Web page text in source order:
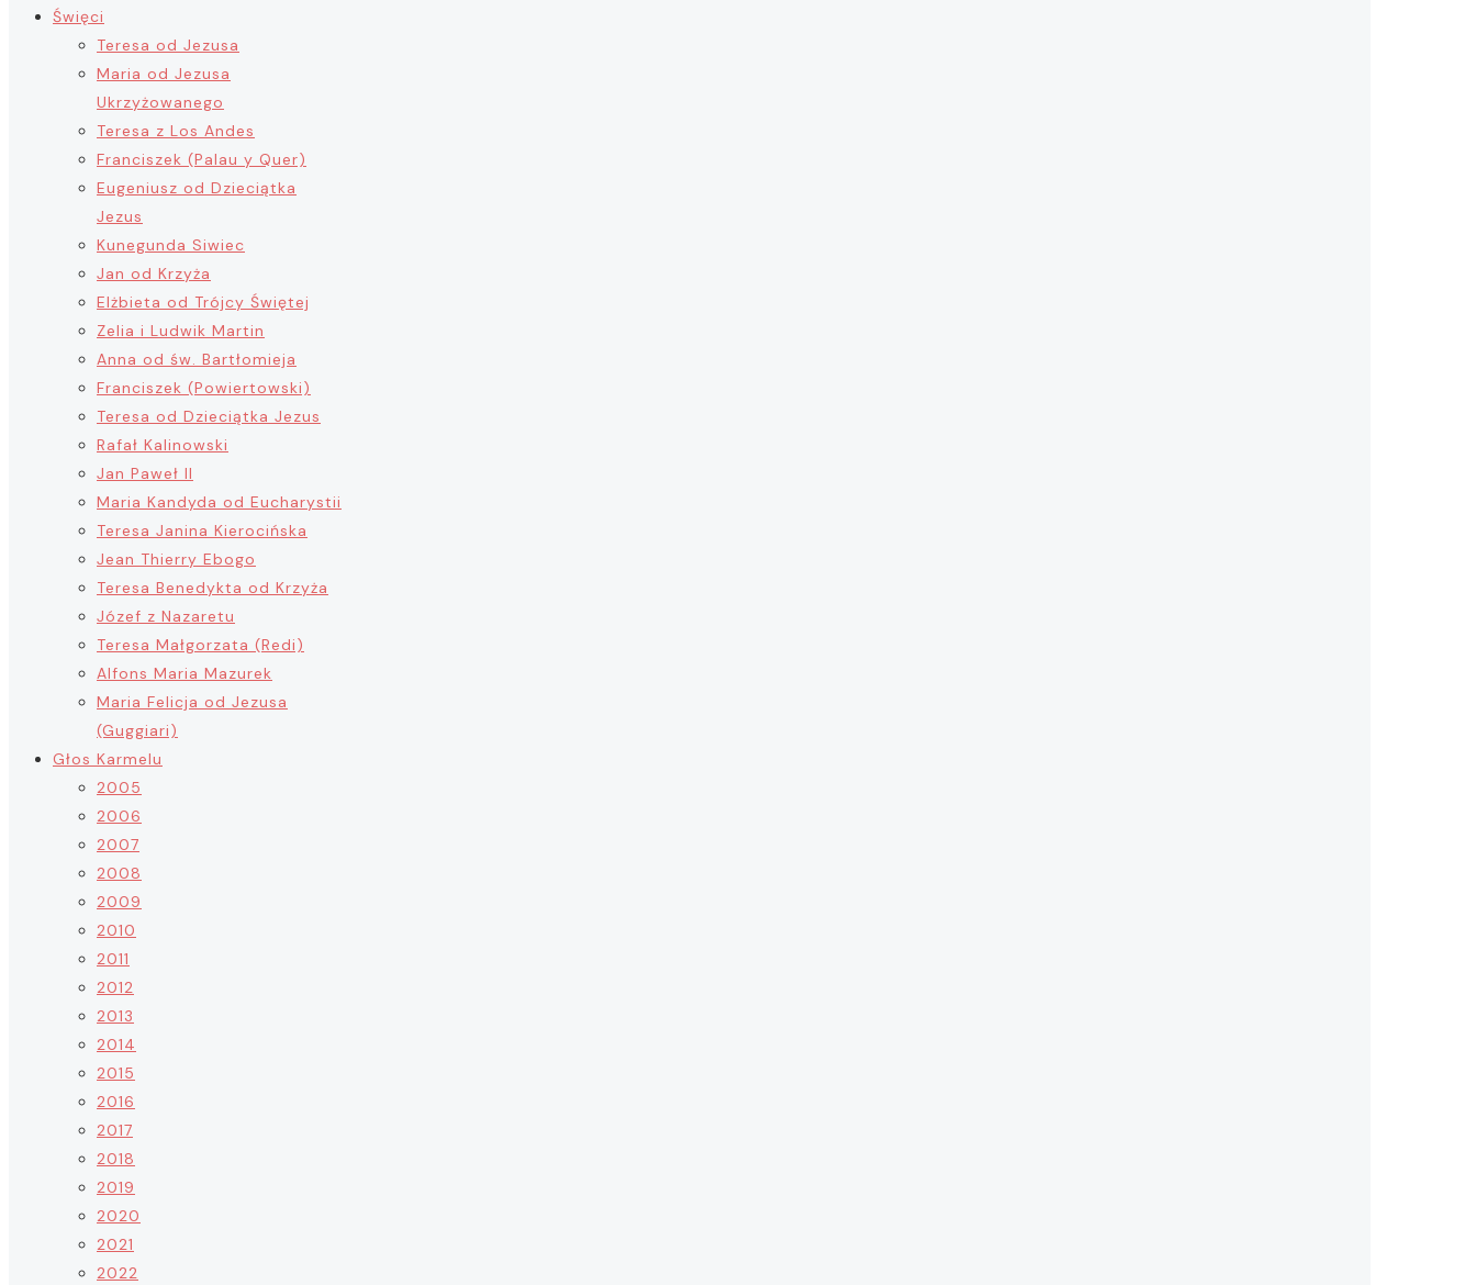
Święci
Teresa od Jezusa
Maria od Jezusa
Ukrzyżowanego
Teresa z Los Andes
Franciszek (Palau y Quer)
Eugeniusz od Dzieciątka
Jezus
Kunegunda Siwiec
Jan od Krzyża
Elżbieta od Trójcy Świętej
Zelia i Ludwik Martin
Anna od św. Bartłomieja
Franciszek (Powiertowski)
Teresa od Dzieciątka Jezus
Rafał Kalinowski
Jan Paweł II
Maria Kandyda od Eucharystii
Teresa Janina Kierocińska
Jean Thierry Ebogo
Teresa Benedykta od Krzyża
Józef z Nazaretu
Teresa Małgorzata (Redi)
Alfons Maria Mazurek
Maria Felicja od Jezusa
(Guggiari)
Głos Karmelu
2005
2006
2007
2008
2009
2010
2011
2012
2013
2014
2015
2016
2017
2018
2019
2020
2021
2022